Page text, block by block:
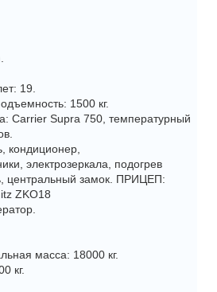
19.
1500 кг.
Carrier Supra 750, температурный
кондиционер,
электрозеркала, подогрев
центральный замок. ПРИЦЕП:
ZKO18
масса: 18000 кг.
кг.